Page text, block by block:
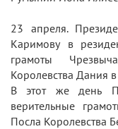
23 апреля.
Каримову в
грамоты
Королевства Дания
В этот же день
верительные
Посла Королевства